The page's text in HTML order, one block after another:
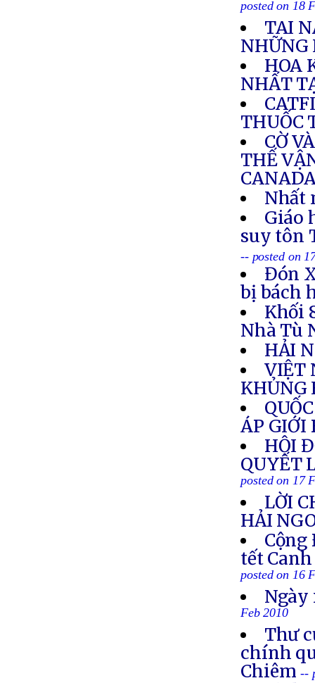
posted on 18
TAI
NHỮNG
HOA
NHẤT
THUỐC
CỜ
THẾ
Nhất
Giáo
suy tôn
-- posted on
Đón
bị bách
Khối
Nhà Tù
HẢI
VIỆT
KHỦNG
ÁP GIỚI
HỘI
QUYẾT
posted on 17
LỜI
HẢI
Cộng
tết
posted on 16
Feb 2010
Thư
chính
Chiêm--